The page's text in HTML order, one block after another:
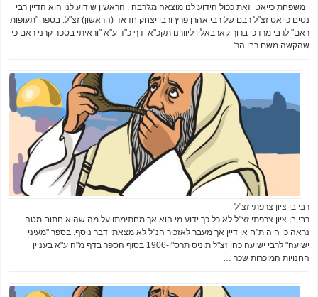
משפחת כייאט זאת ככול הידוע לנו מוצאה מג'רבה . הראשון שידוע לנו הוא הדיין רבי
נסים כייאט זצ"ל רבם של רבי אהרן פרץ ורבי יצחק חדאד (הראשון) זצ"ל. בספר "תעופות
ראם" לרבי מרדכי ברוך קארבאליו ליוורנו תקכ"א דף כ"ד ע"א "וראיתי בספר קרני ראם כי
שהקשה משם רבי הר' …
רבי בן ציון צרפתי זצ"ל
רבי בן ציון צרפתי זצ"ל לא כל כך ידוע מי הוא אך מחתימתו על מה שהוא חתום מטה
נראה כי היה ת"ח או דיין אך מעבר לאזכור הנ"ל לא מצאתי דבר נוסף. בספר "מעיני
ישועה" לרבי ישועה כהן זצ"ל תוניס תרס"ו-1906 בסוף הספר בדף מ"ה ע"א בעניין
החנויות המוכרות שכר …